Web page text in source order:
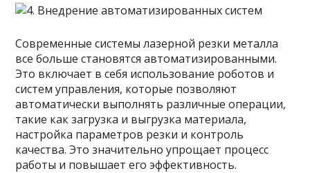
Современные системы лазерной резки металла
все больше становятся автоматизированными.
Это включает в себя использование роботов и
систем управления, которые позволяют
автоматически выполнять различные операции,
такие как загрузка и выгрузка материала,
настройка параметров резки и контроль
качества. Это значительно упрощает процесс
работы и повышает его эффективность.